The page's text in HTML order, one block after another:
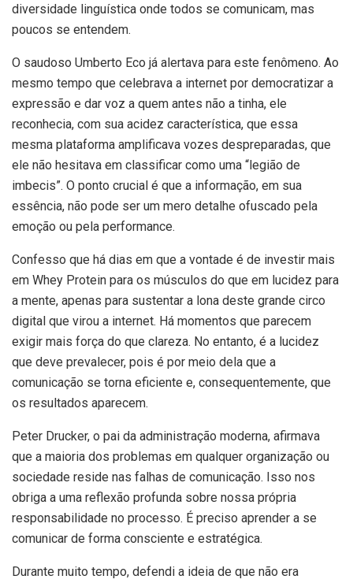
diversidade linguística onde todos se comunicam, mas
poucos se entendem.
O saudoso Umberto Eco já alertava para este fenômeno. Ao
mesmo tempo que celebrava a internet por democratizar a
expressão e dar voz a quem antes não a tinha, ele
reconhecia, com sua acidez característica, que essa
mesma plataforma amplificava vozes despreparadas, que
ele não hesitava em classificar como uma “legião de
imbecis”. O ponto crucial é que a informação, em sua
essência, não pode ser um mero detalhe ofuscado pela
emoção ou pela performance.
Confesso que há dias em que a vontade é de investir mais
em Whey Protein para os músculos do que em lucidez para
a mente, apenas para sustentar a lona deste grande circo
digital que virou a internet. Há momentos que parecem
exigir mais força do que clareza. No entanto, é a lucidez
que deve prevalecer, pois é por meio dela que a
comunicação se torna eficiente e, consequentemente, que
os resultados aparecem.
Peter Drucker, o pai da administração moderna, afirmava
que a maioria dos problemas em qualquer organização ou
sociedade reside nas falhas de comunicação. Isso nos
obriga a uma reflexão profunda sobre nossa própria
responsabilidade no processo. É preciso aprender a se
comunicar de forma consciente e estratégica.
Durante muito tempo, defendi a ideia de que não era